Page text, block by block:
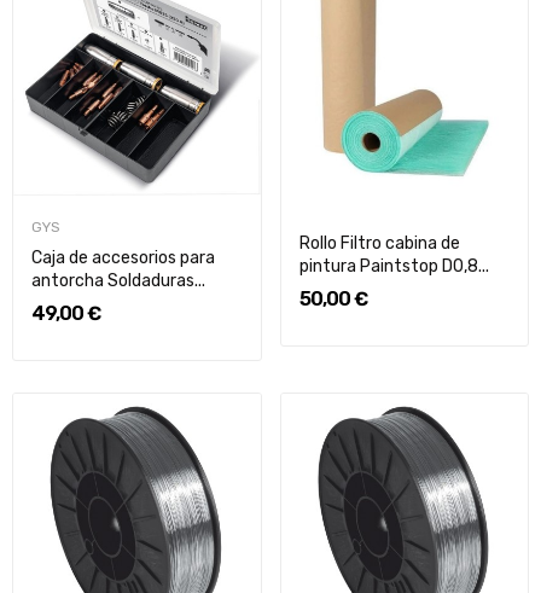
GYS
Caja de accesorios para
antorcha Soldaduras...
49,00 €
Rollo Filtro cabina de
pintura Paintstop D0,8...
50,00 €